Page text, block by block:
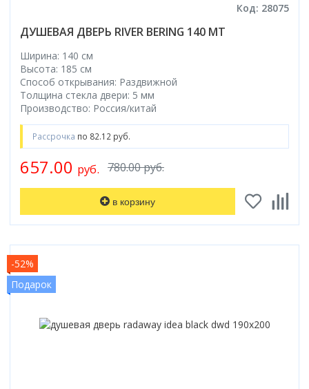
Код: 28075
ДУШЕВАЯ ДВЕРЬ RIVER BERING 140 МТ
Ширина: 140 см
Высота: 185 см
Способ открывания: Раздвижной
Толщина стекла двери: 5 мм
Производство: Россия/китай
Рассрочка по 82.12 руб.
780.00 руб.
657.00 руб.
в корзину
-52%
Подарок